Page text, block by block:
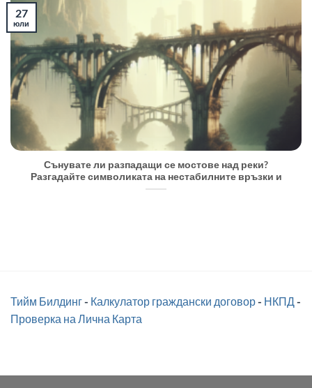
Сънувате ли разпадащи се мостове над реки?
Разгадайте символиката на нестабилните връзки и
27
юли
Тийм Билдинг- Калкулатор граждански договор- НКПД-
Проверка на Лична Карта